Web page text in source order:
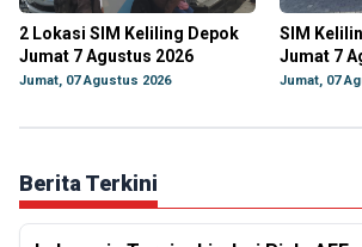
2 Lokasi SIM Keliling Depok
Jumat 7 Agustus 2026
Jumat, 07 Agustus 2026
SIM
Jumat 7
Jumat, 07
Berita Terkini